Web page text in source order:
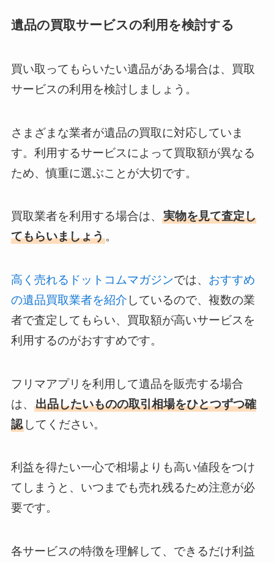
遺品の買取サービスの利用を検討する
買い取ってもらいたい遺品がある場合は、買取
サービスの利用を検討しましょう。
さまざまな業者が遺品の買取に対応していま
す。利用するサービスによって買取額が異なる
ため、慎重に選ぶことが大切です。
買取業者を利用する場合は、 実物を見て査定し
てもらいましょう。
高く売れるドットコムマガジンでは、 おすすめ
の遺品買取業者を紹介 しているので、複数の業
者で査定してもらい、買取額が高いサービスを
利用するのがおすすめです。
フリマアプリを利用して遺品を販売する場合
は、 出品したいものの取引相場をひとつずつ確
認してください。
利益を得たい一心で相場よりも高い値段をつけ
てしまうと、いつまでも売れ残るため注意が必
要です。
各サービスの特徴を理解して、できるだけ利益